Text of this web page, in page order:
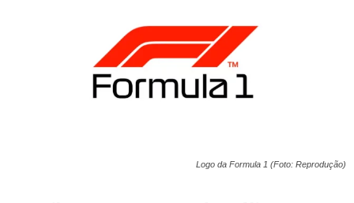
Logo da Formula 1 (Foto: Reprodução)